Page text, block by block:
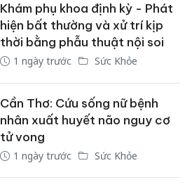
Khám phụ khoa định kỳ - Phát
hiện bất thường và xử trí kịp
thời bằng phẫu thuật nội soi
1 ngày trước Sức Khỏe
Cần Thơ: Cứu sống nữ bệnh
nhân xuất huyết não nguy cơ
tử vong
1 ngày trước Sức Khỏe